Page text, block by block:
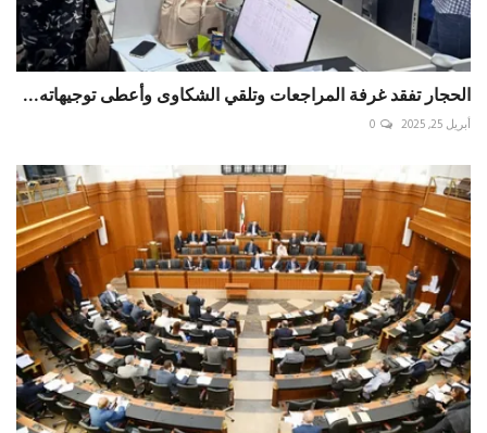
الحجار تفقد غرفة المراجعات وتلقي الشكاوى وأعطى توجيهاته...
أبريل 25, 2025 0